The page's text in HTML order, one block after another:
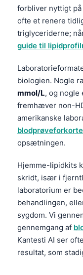
forbliver nyttigt
ofte et renere
triglyceriderne;
guide til
biologien. Nogle
mmol/L, og
fremhæver non-
amerikanske
opsætningen.
Hjemme-lipidkits
skridt, især i
laboratorium er
behandlingen,
sygdom. Vi
gennemgang af
Kantesti AI ser
resultat, som